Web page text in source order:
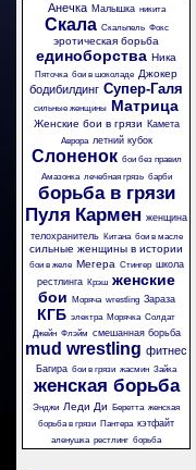
Анечка Малышка никита
Скала Скальпель Фокс
эротическая борьба
единоборства Ника
Пяточка бои в шоколаде Джокер
бодибилдинг Супер-Галя
сильные женщины Матрица
Женские бои в грязи Камета
Аврора летний кубок
Слоненок бои без правил
Амазонка лечебная грязь барби
борьба в грязи
Пуля Кармен женщина
телохранитель
Китана бои в масле
сильные женщины в истории
бои в желе Мегера Стингер школа
рестлинга Крэш женские
бои
Моряча wrestling Зараза
КГБ электра Морячка Солдат
Джейн Флэйм смешанная борьба
mud wrestling фитнес
Багира бои в грязи жасмин Зайка
женская борьба
Энджи Леди Ди Беретта женская
борьба в грязи Пантера кэтфайт
аленушка рестлинг борьба